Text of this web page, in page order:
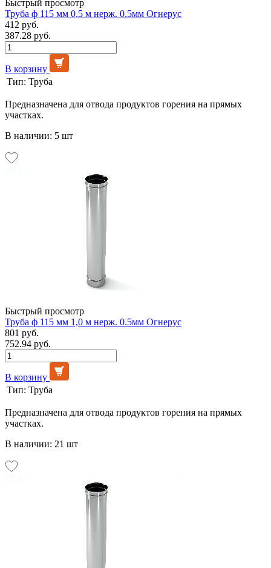
Быстрый просмотр
Труба ф 115 мм 0,5 м нерж. 0.5мм Огнерус
412 руб.
387.28 руб.
В корзину
Тип: Труба
Предназначена для отвода продуктов горения на прямых
участках.
В наличии: 5 шт
Быстрый просмотр
Труба ф 115 мм 1,0 м нерж. 0.5мм Огнерус
801 руб.
752.94 руб.
В корзину
Тип: Труба
Предназначена для отвода продуктов горения на прямых
участках.
В наличии: 21 шт